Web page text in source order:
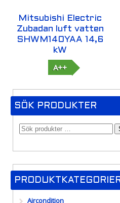
Mitsubishi Electric
Zubadan luft vatten
SHWM140YAA 14,6
kW
A++
SÖK PRODUKTER
Aircondition